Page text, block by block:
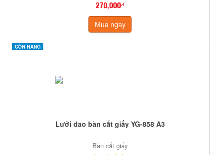
270,000₫
Mua ngay
CÒN HÀNG
Lưỡi dao bàn cắt giấy YG-858 A3
Bàn cắt giấy